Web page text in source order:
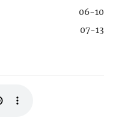
06-10
07-13